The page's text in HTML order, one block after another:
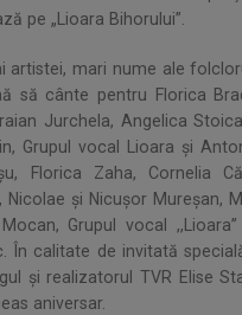
pe „Lioara Bihorului”.
artistei, mari nume ale
să cânte pentru Florica
Jurchela, Angelica
Grupul vocal Lioara și
Florica Zaha, Cornelia
Nicolae și Nicușor Mureșan,
Grupul vocal
În calitate de invitată
şi realizatorul TVR Elise
aniversar.